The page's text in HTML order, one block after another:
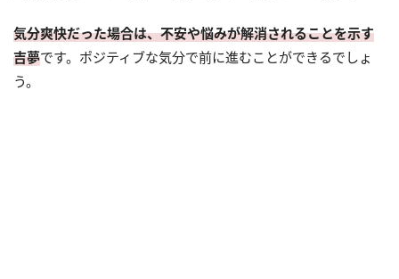
気分爽快だった場合は、不安や悩みが解消されることを示す
吉夢です。ポジティブな気分で前に進むことができるでしょ
う。